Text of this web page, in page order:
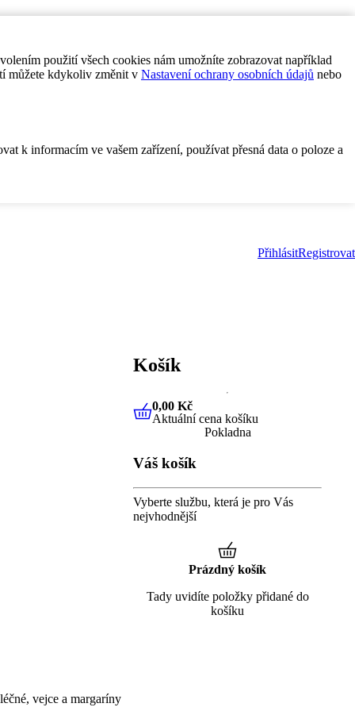
použití všech cookies nám umožníte zobrazovat například
můžete kdykoliv změnit v Nastavení ochrany osobních údajů nebo
k informacím ve vašem zařízení, používat přesná data o poloze a
PřihlásitRegistrovat
vejce a margaríny
Košík
0,00 KčAktuální cena košíku
0,00 Kč
Aktuální cena košíku
Pokladna
Váš košík
Vyberte službu, která je pro Vás
nejvhodnější
Prázdný košík
Tady uvidíte položky přidané do
košíku